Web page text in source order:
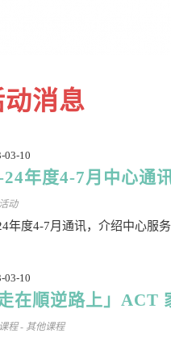
动消息
03-10
24年度4-7月中心通
动
年度4-7月通讯，介绍中心服务
03-10
走在順逆路上」ACT
程 - 其他课程